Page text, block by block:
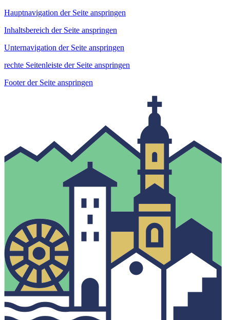
Hauptnavigation der Seite anspringen
Inhaltsbereich der Seite anspringen
Unternavigation der Seite anspringen
rechte Seitenleiste der Seite anspringen
Footer der Seite anspringen